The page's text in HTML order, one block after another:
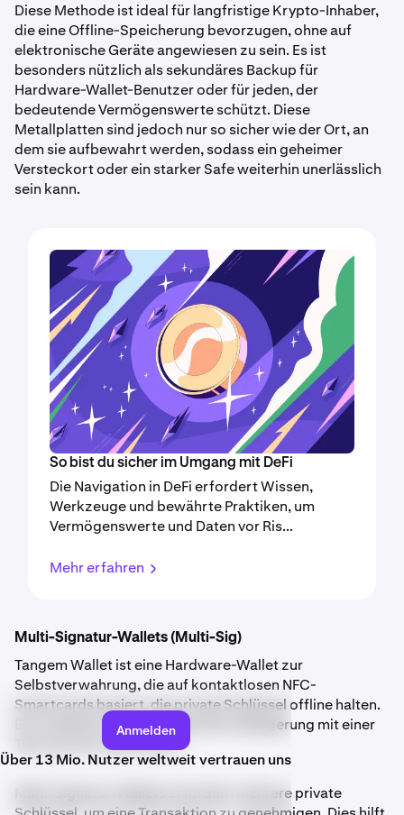
Diese Methode ist ideal für langfristige Krypto-Inhaber,
die eine Offline-Speicherung bevorzugen, ohne auf
elektronische Geräte angewiesen zu sein. Es ist
besonders nützlich als sekundäres Backup für
Hardware-Wallet-Benutzer oder für jeden, der
bedeutende Vermögenswerte schützt. Diese
Metallplatten sind jedoch nur so sicher wie der Ort, an
dem sie aufbewahrt werden, sodass ein geheimer
Versteckort oder ein starker Safe weiterhin unerlässlich
sein kann.
So bist du sicher im Umgang mit DeFi
Die Navigation in DeFi erfordert Wissen,
Werkzeuge und bewährte Praktiken, um
Vermögenswerte und Daten vor Ris...
Mehr erfahren
Multi-Signatur-Wallets (Multi-Sig)
Tangem Wallet ist eine Hardware-Wallet zur
Selbstverwahrung, die auf kontaktlosen NFC-
Smartcards basiert, die private Schlüssel offline halten.
Es kombiniert die Sicherheit der Kaltlagerung mit einer
Tap-and-Go-Oberfläche.
Multi-Signatur-Wallets erfordern mehrere private
Anmelden
Über 13 Mio. Nutzer weltweit vertrauen uns